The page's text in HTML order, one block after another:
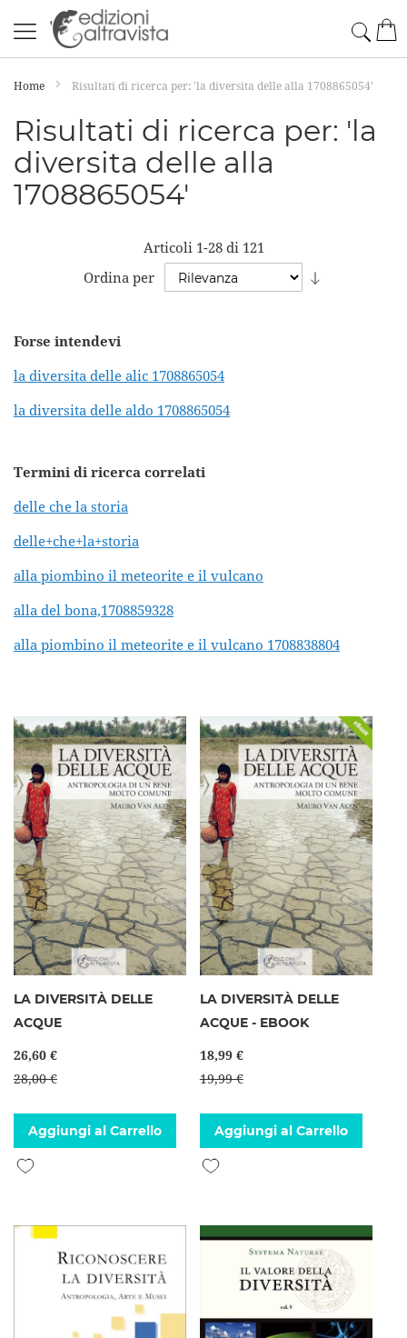
al
contenuto
Home Risultati di ricerca per: 'la diversita delle alla 1708865054'
Risultati di ricerca per: 'la
diversita delle alla
1708865054'
Articoli 1-28di 121
Ordina per
Forse intendevi
la diversita delle alic 1708865054
la diversita delle aldo 1708865054
Termini di ricerca correlati
delle che la storia
delle+che+la+storia
alla piombino il meteorite e il vulcano
alla del bona,1708859328
alla piombino il meteorite e il vulcano 1708838804
LA DIVERSITÀ DELLE
ACQUE
26,60 €
28,00 €
Aggiungi al Carrello
Aggiungi alla lista desideri
LA DIVERSITÀ DELLE
ACQUE - EBOOK
18,99 €
19,99 €
Aggiungi al Carrello
Aggiungi alla lista desideri